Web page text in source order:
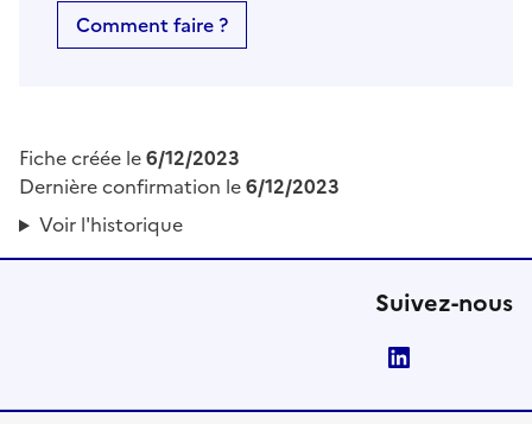
Comment faire ?
Fiche créée le6/12/2023
Dernière confirmation le6/12/2023
Voir l'historique
Suivez-nous